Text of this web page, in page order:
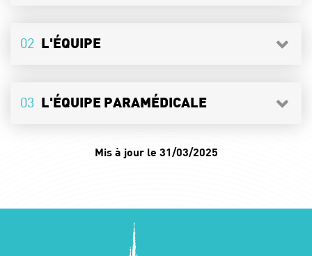
02 L'ÉQUIPE
03 L'ÉQUIPE PARAMÉDICALE
Mis à jour le 31/03/2025